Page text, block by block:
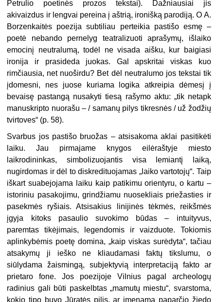
Petrulio poetinės prozos tekstai). Dažniausiai jis
akivaizdus ir lengvai pereina į aštrią, ironišką parodiją. O A.
Borzenkaitės poezija subtiliau perteikia pastišo esmę –
poetė nebando pernelyg teatralizuoti aprašymų, išlaiko
emocinį neutralumą, todėl ne visada aišku, kur baigiasi
ironija ir prasideda juokas. Gal apskritai viskas kuo
rimčiausia, net nuoširdu? Bet dėl neutralumo jos tekstai tik
įdomesni, nes juose kuriama logika atkreipia dėmesį į
bevaisę pastangą nusakyti tiesą rašymo aktu: „tik netapk
manuskripto nuorašu – / samanų pilys tikresnės / už žodžių
tvirtoves“ (p. 58).
Svarbus jos pastišo bruožas – atsisakoma aklai pasitikėti
laiku. Jau pirmajame knygos eilėraštyje miesto
laikrodininkas, simbolizuojantis visa lemiantį laiką,
nugirdomas ir dėl to diskredituojamas „laiko vartotojų“. Taip
iškart suabejojama laiku kaip patikimu orientyru, o kartu –
istoriniu pasakojimu, grindžiamu nuosekliais priežasties ir
pasekmės ryšiais. Atsisakius linijinės tėkmės, reikšmės
įgyja kitoks pasaulio suvokimo būdas – intuityvus,
paremtas tikėjimais, legendomis ir vaizduote. Tokiomis
aplinkybėmis poetę domina, „kaip viskas surėdyta“, tačiau
atsakymų ji ieško ne kliaudamasi faktų tikslumu, o
siūlydama žaismingą, subjektyvią interpretaciją fakto ar
prietaro fone. Jos poezijoje Vilnius pagal archeologų
radinius gali būti paskelbtas „mamutų miestu“, svarstoma,
kokio tipo buvo Jūratės pilis, ar įmenama paparčio žiedo